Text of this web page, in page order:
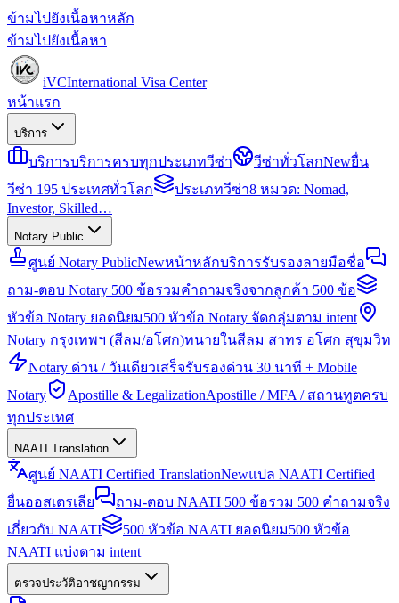
ข้ามไปยังเนื้อหาหลัก
ข้ามไปยังเนื้อหา
iVCInternational Visa Center
หน้าแรก
บริการ
บริการบริการครบทุกประเภทวีซ่า วีซ่าทั่วโลกNewยื่น
วีซ่า 195 ประเทศทั่วโลก
ประเภทวีซ่า8 หมวด: Nomad,
Investor, Skilled…
Notary Public
ศูนย์ Notary PublicNewหน้าหลักบริการรับรองลายมือชื่อ
ถาม-ตอบ Notary 500 ข้อรวมคำถามจริงจากลูกค้า 500 ข้อ
หัวข้อ Notary ยอดนิยม500 หัวข้อ Notary จัดกลุ่มตาม intent
Notary กรุงเทพฯ (สีลม/อโศก)ทนายในสีลม สาทร อโศก สุขุมวิท
Notary ด่วน / วันเดียวเสร็จรับรองด่วน 30 นาที + Mobile
Notary
Apostille & LegalizationApostille / MFA / สถานทูตครบ
ทุกประเทศ
NAATI Translation
ศูนย์ NAATI Certified TranslationNewแปล NAATI Certified
ยื่นออสเตรเลีย
ถาม-ตอบ NAATI 500 ข้อรวม 500 คำถามจริง
เกี่ยวกับ NAATI
500 หัวข้อ NAATI ยอดนิยม500 หัวข้อ
NAATI แบ่งตาม intent
ตรวจประวัติอาชญากรรม